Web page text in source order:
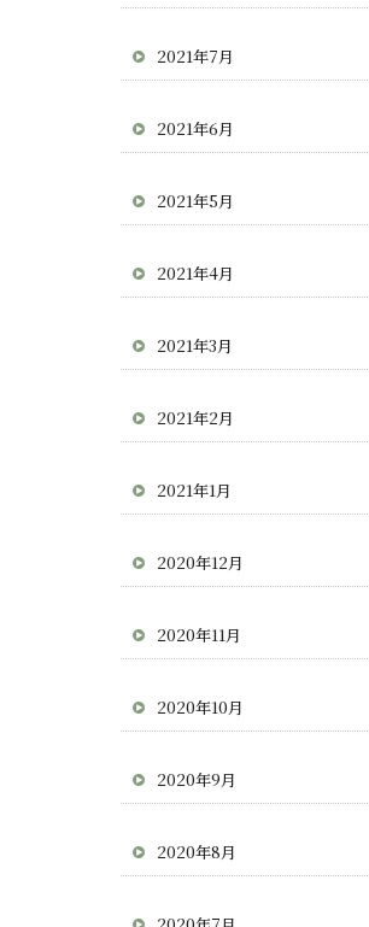
2021年7月
2021年6月
2021年5月
2021年4月
2021年3月
2021年2月
2021年1月
2020年12月
2020年11月
2020年10月
2020年9月
2020年8月